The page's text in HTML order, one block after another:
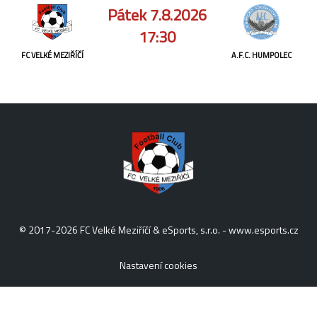
FC VELKÉ MEZIŘÍČÍ
Pátek 7.8.2026
17:30
A.F.C. HUMPOLEC
© 2017-2026 FC Velké Meziříčí & eSports, s.r.o. -www.esports.cz
Nastavení cookies